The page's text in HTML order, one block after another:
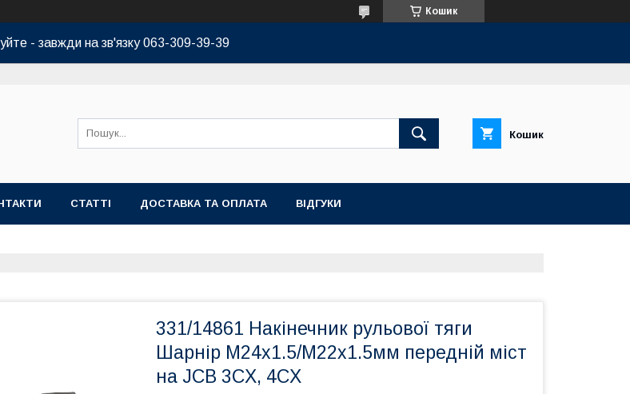
Кошик
- завжди на зв'язку 063-309-39-39
Кошик
СТАТТІ ДОСТАВКА ТА ОПЛАТА ВІДГУКИ
331/14861 Накінечник рульової тяги
Шарнір M24х1.5/М22х1.5мм передній міст
на JCB 3CX, 4CX